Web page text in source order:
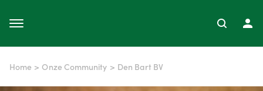
Home > Onze Community > Den Bart BV